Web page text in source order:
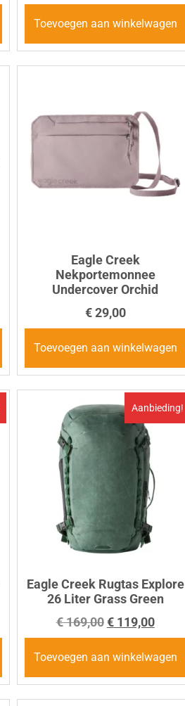
Toevoegen aan winkelwagen
Eagle Creek
Nekportemonnee
Undercover Orchid
€29,00
Toevoegen aan winkelwagen
Aanbieding!
Eagle Creek Rugtas Explore
26 Liter Grass Green
€169,00 €119,00
Toevoegen aan winkelwagen